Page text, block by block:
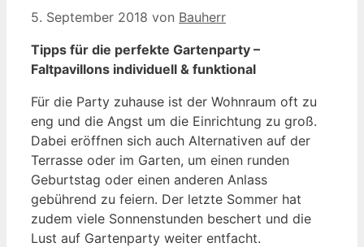
5. September 2018 von Bauherr
Tipps für die perfekte Gartenparty –
Faltpavillons individuell & funktional
Für die Party zuhause ist der Wohnraum oft zu
eng und die Angst um die Einrichtung zu groß.
Dabei eröffnen sich auch Alternativen auf der
Terrasse oder im Garten, um einen runden
Geburtstag oder einen anderen Anlass
gebührend zu feiern. Der letzte Sommer hat
zudem viele Sonnenstunden beschert und die
Lust auf Gartenparty weiter entfacht.